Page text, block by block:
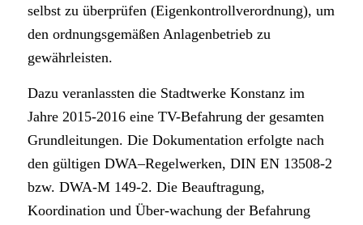
selbst zu überprüfen (Eigenkontrollverordnung), um
den ordnungsgemäßen Anlagenbetrieb zu
gewährleisten.
Dazu veranlassten die Stadtwerke Konstanz im
Jahre 2015-2016 eine TV-Befahrung der gesamten
Grundleitungen. Die Dokumentation erfolgte nach
den gültigen DWA–Regelwerken, DIN EN 13508-2
bzw. DWA-M 149-2. Die Beauftragung,
Koordination und Über-wachung der Befahrung